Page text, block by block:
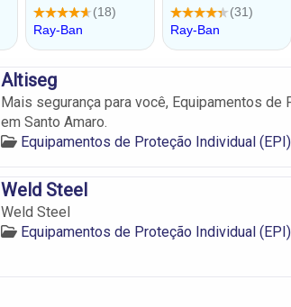
Altiseg
Mais segurança para você, Equipamentos
em Santo Amaro.
Equipamentos de Proteção Individual
Weld Steel
Weld Steel
Equipamentos de Proteção Individual